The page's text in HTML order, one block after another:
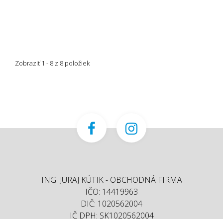
Zobraziť 1 - 8 z 8 položiek
ING. JURAJ KÚTIK - OBCHODNÁ FIRMA
IČO: 14419963
DIČ: 1020562004
IČ DPH: SK1020562004